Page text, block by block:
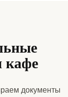
документы